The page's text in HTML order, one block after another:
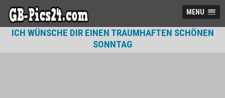
MENU
ICH WÜNSCHE DIR EINEN TRAUMHAFTEN SCHÖNEN
SONNTAG